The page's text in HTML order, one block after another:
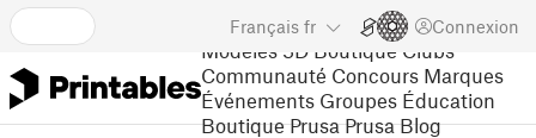
Français fr Connexion
Modèles 3D Boutique Clubs
Communauté Concours Marques
Événements Groupes Éducation
Boutique Prusa Prusa Blog